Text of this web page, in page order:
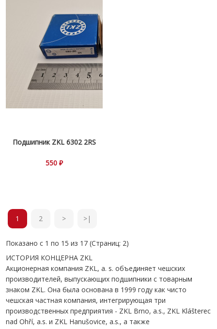
Подшипник ZKL 6302 2RS
550 ₽
1 2 > >|
Показано с 1 по 15 из 17 (Страниц: 2)
ИСТОРИЯ КОНЦЕРНА ZKL
Акционерная компания ZKL, a. s. объединяет чешских
производителей, выпускающих подшипники с товарным
знаком ZKL. Она была основана в 1999 году как чисто
чешская частная компания, интегрирующая три
производственных предприятия - ZKL Brno, a.s., ZKL Klášterec
nad Ohří, a.s. и ZKL Hanušovice, a.s., а также